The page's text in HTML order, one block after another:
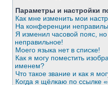
Параметры и настройки
Как мне изменить мои
На конференции
Я изменил часовой пояс,
неправильное!
Моего языка нет в списке!
Как я могу поместить
именем?
Что такое звание и как я
Когда я щёлкаю по ссылке